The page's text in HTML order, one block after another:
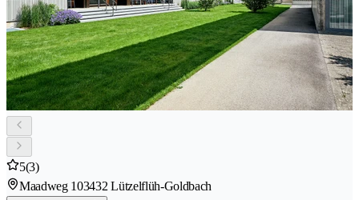
5(3)
Maadweg 103432 Lützelflüh-Goldbach